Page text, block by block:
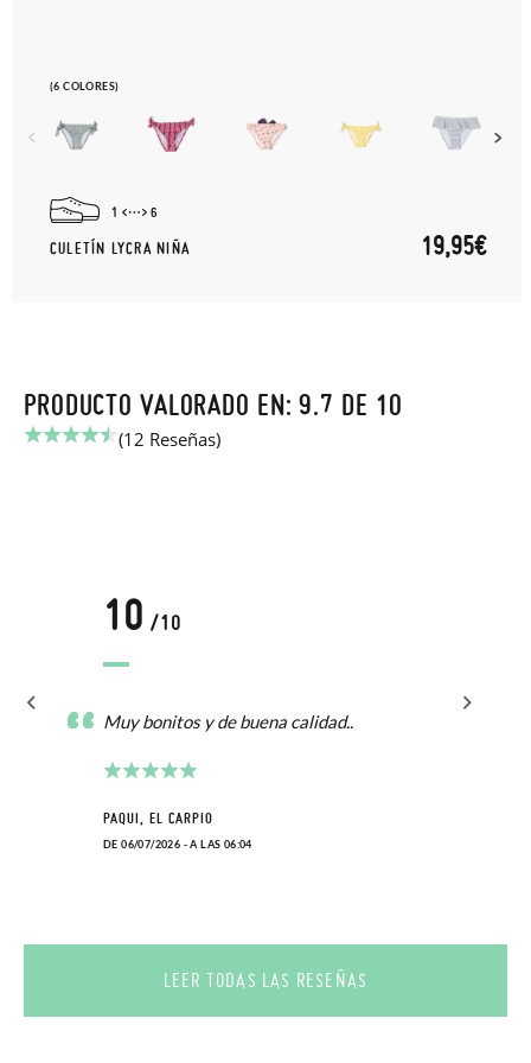
(6 COLORES)
1 6
CULETÍN LYCRA NIÑA 19,95€
PRODUCTO VALORADO EN: 9.7 DE 10
(12 Reseñas)
10 /10
Muy bonitos y de buena calidad..
PAQUI, EL CARPIO
DE 06/07/2026 - A LAS 06:04
LEER TODAS LAS RESEÑAS